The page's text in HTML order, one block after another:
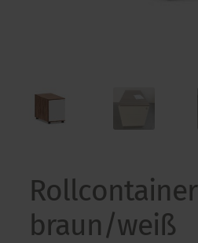
Rollcontainer
braun/weiß